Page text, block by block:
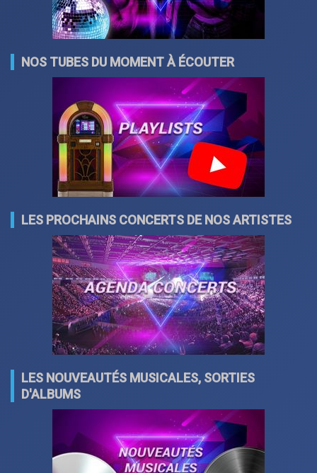
NOS TUBES DU MOMENT À ÉCOUTER
LES PROCHAINS CONCERTS DE NOS ARTISTES
LES NOUVEAUTÉS MUSICALES, SORTIES
D'ALBUMS